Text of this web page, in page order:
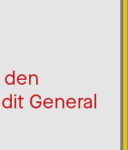
den
General